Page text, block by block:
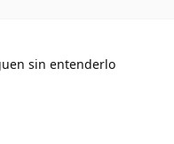
sin entenderlo